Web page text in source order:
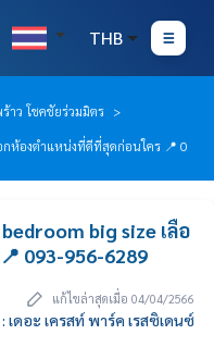
THB
าว โชคชัยร่วมมิตร
อกห้องตำแหน่งที่ดีที่สุดก่อนใคร 📍 0
big size เลือ
093-956-6289
แก้ไขล่าสุดเมื่อ 04/04/2566
: เดอะ เครสท์ พาร์ค เรสซิเดนซ์